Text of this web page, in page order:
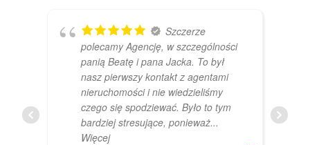
Szczerze
polecamy Agencję, w szczególności
panią Beatę i pana Jacka. To był
nasz pierwszy kontakt z agentami
nieruchomości i nie wiedzieliśmy
czego się spodziewać. Było to tym
bardziej stresujące, ponieważ...
Więcej